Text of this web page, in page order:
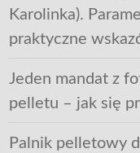
Karolinka).
praktyczne
Jeden mandat z
pelletu – jak się
Palnik pelletowy